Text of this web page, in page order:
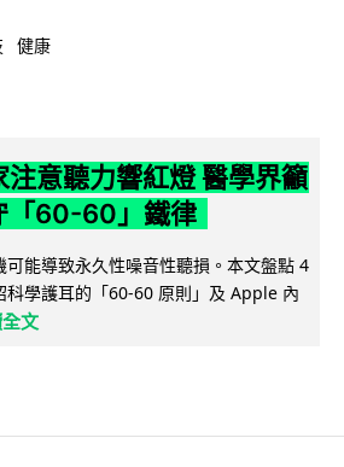
健康
意聽力響紅燈 醫學界籲
「60-60」鐵律
能導致永久性噪音性聽損。本文盤點 4
科學護耳的「60-60 原則」及 Apple 內
文